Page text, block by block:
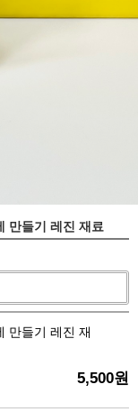
만들기 레진 재료
만들기 레진 재
5,500원